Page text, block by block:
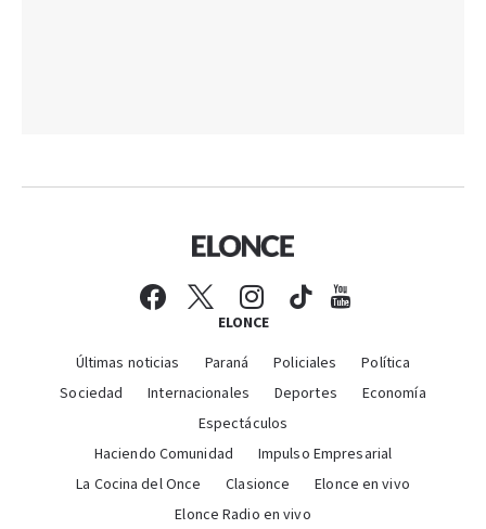
ELONCE
Últimas noticias Paraná Policiales
Política
Sociedad
Internacionales Deportes
Economía
Espectáculos
Haciendo Comunidad
Impulso Empresarial
La Cocina del Once
Clasionce
Elonce en vivo
Elonce Radio en vivo